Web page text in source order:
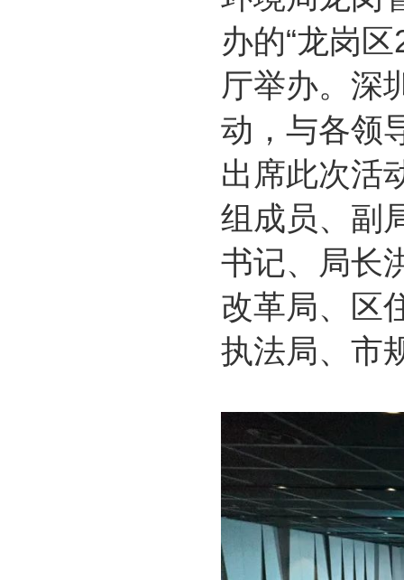
办的“龙岗
厅举办。深
动，与各领
出席此次活
组成员、副
书记、局长
改革局、区
执法局、市